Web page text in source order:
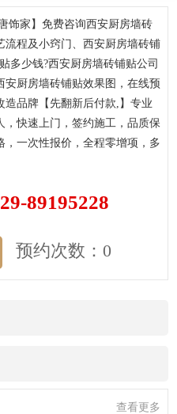
饰家】免费咨询西安厨房墙砖
程及小窍门、西安厨房墙砖铺
多少钱?西安厨房墙砖铺贴公司
安厨房墙砖铺贴效果图，在线预
品牌【先翻新后付款,】专业
，快速上门，签约施工，品质保
一次性报价，全程零增项，多
89195228
预约次数：0
查看更多